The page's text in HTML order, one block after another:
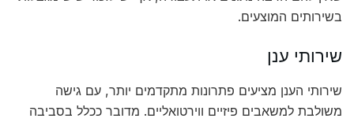
בשירותים המוצעים.
שירותי ענן
שירותי הענן מציעים פתרונות מתקדמים יותר, עם גישה
משולבת למשאבים פיזיים ווירטואליים. מדובר ככלל בסביבה